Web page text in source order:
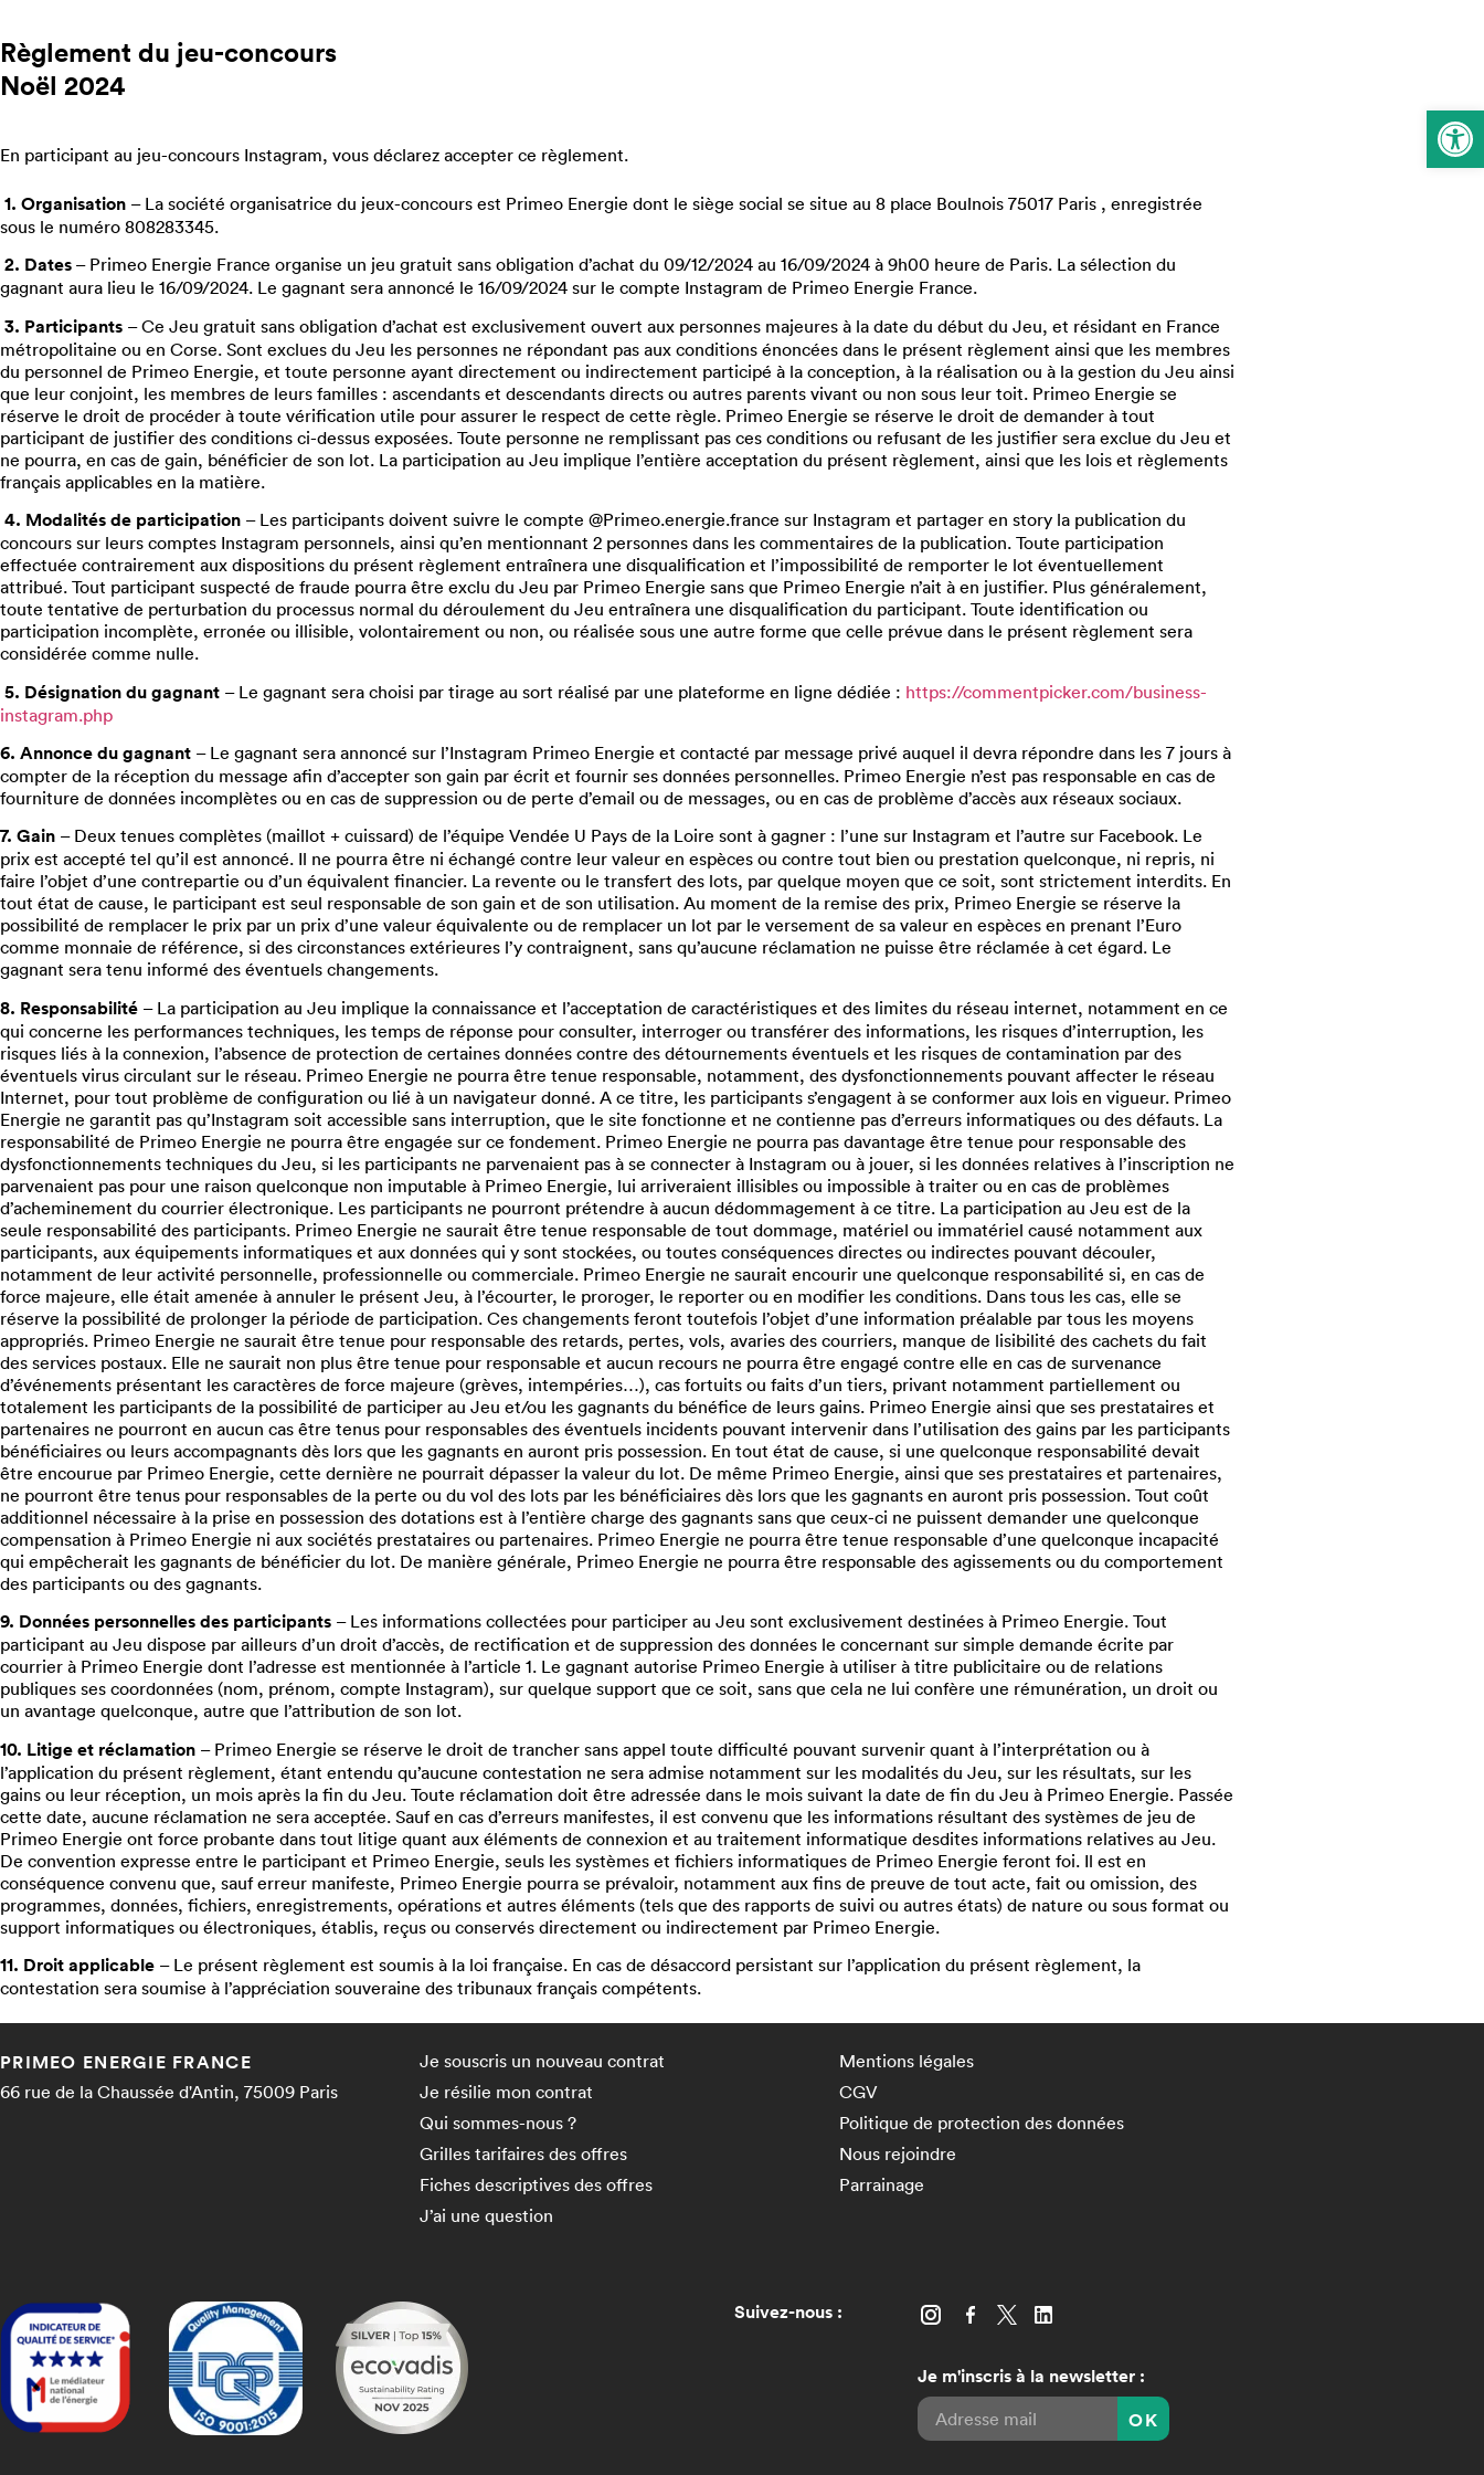
Règlement du jeu-concours
Noël 2024
En participant au jeu-concours Instagram, vous déclarez accepter ce règlement.
1. Organisation – La société organisatrice du jeux-concours est Primeo Energie dont le siège social se situe au 8 place Boulnois 75017 Paris , enregistrée
sous le numéro 808283345.
2. Dates – Primeo Energie France organise un jeu gratuit sans obligation d’achat du 09/12/2024 au 16/09/2024 à 9h00 heure de Paris. La sélection du
gagnant aura lieu le 16/09/2024. Le gagnant sera annoncé le 16/09/2024 sur le compte Instagram de Primeo Energie France.
3. Participants – Ce Jeu gratuit sans obligation d’achat est exclusivement ouvert aux personnes majeures à la date du début du Jeu, et résidant en France
métropolitaine ou en Corse. Sont exclues du Jeu les personnes ne répondant pas aux conditions énoncées dans le présent règlement ainsi que les membres
du personnel de Primeo Energie, et toute personne ayant directement ou indirectement participé à la conception, à la réalisation ou à la gestion du Jeu ainsi
que leur conjoint, les membres de leurs familles : ascendants et descendants directs ou autres parents vivant ou non sous leur toit. Primeo Energie se
réserve le droit de procéder à toute vérification utile pour assurer le respect de cette règle. Primeo Energie se réserve le droit de demander à tout
participant de justifier des conditions ci-dessus exposées. Toute personne ne remplissant pas ces conditions ou refusant de les justifier sera exclue du Jeu et
ne pourra, en cas de gain, bénéficier de son lot. La participation au Jeu implique l’entière acceptation du présent règlement, ainsi que les lois et règlements
français applicables en la matière.
4. Modalités de participation – Les participants doivent suivre le compte @Primeo.energie.france sur Instagram et partager en story la publication du
concours sur leurs comptes Instagram personnels, ainsi qu’en mentionnant 2 personnes dans les commentaires de la publication. Toute participation
effectuée contrairement aux dispositions du présent règlement entraînera une disqualification et l’impossibilité de remporter le lot éventuellement
attribué. Tout participant suspecté de fraude pourra être exclu du Jeu par Primeo Energie sans que Primeo Energie n’ait à en justifier. Plus généralement,
toute tentative de perturbation du processus normal du déroulement du Jeu entraînera une disqualification du participant. Toute identification ou
participation incomplète, erronée ou illisible, volontairement ou non, ou réalisée sous une autre forme que celle prévue dans le présent règlement sera
considérée comme nulle.
5. Désignation du gagnant – Le gagnant sera choisi par tirage au sort réalisé par une plateforme en ligne dédiée : https://commentpicker.com/business-
instagram.php
6. Annonce du gagnant – Le gagnant sera annoncé sur l’Instagram Primeo Energie et contacté par message privé auquel il devra répondre dans les 7 jours à
compter de la réception du message afin d’accepter son gain par écrit et fournir ses données personnelles. Primeo Energie n’est pas responsable en cas de
fourniture de données incomplètes ou en cas de suppression ou de perte d’email ou de messages, ou en cas de problème d’accès aux réseaux sociaux.
7. Gain – Deux tenues complètes (maillot + cuissard) de l’équipe Vendée U Pays de la Loire sont à gagner : l’une sur Instagram et l’autre sur Facebook. Le
prix est accepté tel qu’il est annoncé. Il ne pourra être ni échangé contre leur valeur en espèces ou contre tout bien ou prestation quelconque, ni repris, ni
faire l’objet d’une contrepartie ou d’un équivalent financier. La revente ou le transfert des lots, par quelque moyen que ce soit, sont strictement interdits. En
tout état de cause, le participant est seul responsable de son gain et de son utilisation. Au moment de la remise des prix, Primeo Energie se réserve la
possibilité de remplacer le prix par un prix d’une valeur équivalente ou de remplacer un lot par le versement de sa valeur en espèces en prenant l’Euro
comme monnaie de référence, si des circonstances extérieures l’y contraignent, sans qu’aucune réclamation ne puisse être réclamée à cet égard. Le
gagnant sera tenu informé des éventuels changements.
8. Responsabilité – La participation au Jeu implique la connaissance et l’acceptation de caractéristiques et des limites du réseau internet, notamment en ce
qui concerne les performances techniques, les temps de réponse pour consulter, interroger ou transférer des informations, les risques d’interruption, les
risques liés à la connexion, l’absence de protection de certaines données contre des détournements éventuels et les risques de contamination par des
éventuels virus circulant sur le réseau. Primeo Energie ne pourra être tenue responsable, notamment, des dysfonctionnements pouvant affecter le réseau
Internet, pour tout problème de configuration ou lié à un navigateur donné. A ce titre, les participants s’engagent à se conformer aux lois en vigueur. Primeo
Energie ne garantit pas qu’Instagram soit accessible sans interruption, que le site fonctionne et ne contienne pas d’erreurs informatiques ou des défauts. La
responsabilité de Primeo Energie ne pourra être engagée sur ce fondement. Primeo Energie ne pourra pas davantage être tenue pour responsable des
dysfonctionnements techniques du Jeu, si les participants ne parvenaient pas à se connecter à Instagram ou à jouer, si les données relatives à l’inscription ne
parvenaient pas pour une raison quelconque non imputable à Primeo Energie, lui arriveraient illisibles ou impossible à traiter ou en cas de problèmes
d’acheminement du courrier électronique. Les participants ne pourront prétendre à aucun dédommagement à ce titre. La participation au Jeu est de la
seule responsabilité des participants. Primeo Energie ne saurait être tenue responsable de tout dommage, matériel ou immatériel causé notamment aux
participants, aux équipements informatiques et aux données qui y sont stockées, ou toutes conséquences directes ou indirectes pouvant découler,
notamment de leur activité personnelle, professionnelle ou commerciale. Primeo Energie ne saurait encourir une quelconque responsabilité si, en cas de
force majeure, elle était amenée à annuler le présent Jeu, à l’écourter, le proroger, le reporter ou en modifier les conditions. Dans tous les cas, elle se
réserve la possibilité de prolonger la période de participation. Ces changements feront toutefois l’objet d’une information préalable par tous les moyens
appropriés. Primeo Energie ne saurait être tenue pour responsable des retards, pertes, vols, avaries des courriers, manque de lisibilité des cachets du fait
des services postaux. Elle ne saurait non plus être tenue pour responsable et aucun recours ne pourra être engagé contre elle en cas de survenance
d’événements présentant les caractères de force majeure (grèves, intempéries…), cas fortuits ou faits d’un tiers, privant notamment partiellement ou
totalement les participants de la possibilité de participer au Jeu et/ou les gagnants du bénéfice de leurs gains. Primeo Energie ainsi que ses prestataires et
partenaires ne pourront en aucun cas être tenus pour responsables des éventuels incidents pouvant intervenir dans l’utilisation des gains par les participants
bénéficiaires ou leurs accompagnants dès lors que les gagnants en auront pris possession. En tout état de cause, si une quelconque responsabilité devait
être encourue par Primeo Energie, cette dernière ne pourrait dépasser la valeur du lot. De même Primeo Energie, ainsi que ses prestataires et partenaires,
ne pourront être tenus pour responsables de la perte ou du vol des lots par les bénéficiaires dès lors que les gagnants en auront pris possession. Tout coût
additionnel nécessaire à la prise en possession des dotations est à l’entière charge des gagnants sans que ceux-ci ne puissent demander une quelconque
compensation à Primeo Energie ni aux sociétés prestataires ou partenaires. Primeo Energie ne pourra être tenue responsable d’une quelconque incapacité
qui empêcherait les gagnants de bénéficier du lot. De manière générale, Primeo Energie ne pourra être responsable des agissements ou du comportement
des participants ou des gagnants.
9. Données personnelles des participants – Les informations collectées pour participer au Jeu sont exclusivement destinées à Primeo Energie. Tout
participant au Jeu dispose par ailleurs d’un droit d’accès, de rectification et de suppression des données le concernant sur simple demande écrite par
courrier à Primeo Energie dont l’adresse est mentionnée à l’article 1. Le gagnant autorise Primeo Energie à utiliser à titre publicitaire ou de relations
publiques ses coordonnées (nom, prénom, compte Instagram), sur quelque support que ce soit, sans que cela ne lui confère une rémunération, un droit ou
un avantage quelconque, autre que l’attribution de son lot.
10. Litige et réclamation – Primeo Energie se réserve le droit de trancher sans appel toute difficulté pouvant survenir quant à l’interprétation ou à
l’application du présent règlement, étant entendu qu’aucune contestation ne sera admise notamment sur les modalités du Jeu, sur les résultats, sur les
gains ou leur réception, un mois après la fin du Jeu. Toute réclamation doit être adressée dans le mois suivant la date de fin du Jeu à Primeo Energie. Passée
cette date, aucune réclamation ne sera acceptée. Sauf en cas d’erreurs manifestes, il est convenu que les informations résultant des systèmes de jeu de
Primeo Energie ont force probante dans tout litige quant aux éléments de connexion et au traitement informatique desdites informations relatives au Jeu.
De convention expresse entre le participant et Primeo Energie, seuls les systèmes et fichiers informatiques de Primeo Energie feront foi. Il est en
conséquence convenu que, sauf erreur manifeste, Primeo Energie pourra se prévaloir, notamment aux fins de preuve de tout acte, fait ou omission, des
programmes, données, fichiers, enregistrements, opérations et autres éléments (tels que des rapports de suivi ou autres états) de nature ou sous format ou
support informatiques ou électroniques, établis, reçus ou conservés directement ou indirectement par Primeo Energie.
11. Droit applicable – Le présent règlement est soumis à la loi française. En cas de désaccord persistant sur l’application du présent règlement, la
contestation sera soumise à l’appréciation souveraine des tribunaux français compétents.
PRIMEO ENERGIE FRANCE
66 rue de la Chaussée d'Antin, 75009 Paris
Je souscris un nouveau contrat
Je résilie mon contrat
Qui sommes-nous ?
Grilles tarifaires des offres
Fiches descriptives des offres
J’ai une question
Mentions légales
CGV
Politique de protection des données
Nous rejoindre
Parrainage
Suivez-nous :
Je m'inscris à la newsletter :
OK
Ouvrir